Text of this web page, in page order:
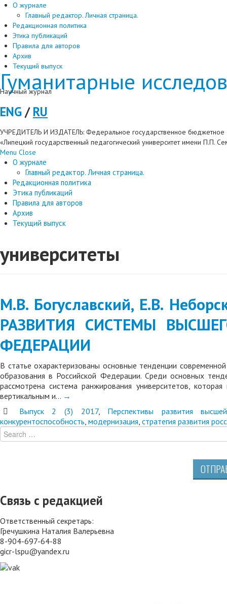
О журнале
Главный редактор. Личная страница.
Редакционная политика
Этика публикаций
Правила для авторов
Архив
Текущий выпуск
Гуманитарные
Научный журнал
ENG/RU
УЧРЕДИТЕЛЬ И ИЗДАТЕЛЬ: Федеральное государственное бюджетное
«Липецкий государственный педагогический университет имени П.П.
Menu Close
О журнале
Главный редактор. Личная страница.
Редакционная политика
Этика публикаций
Правила для авторов
Архив
Текущий выпуск
университеты
М.В. Богуславский, Е.В.
РАЗВИТИЯ СИСТЕМЫ
ФЕДЕРАЦИИ
В статье охарактеризованы основные тенденции
образования в Российской Федерации. Среди основных
рассмотрена система ранжирования университетов,
вертикальным и… →
Выпуск 2 (3) 2017, Перспективы развития
конкурентоспособность, модернизация, стратегия развития
Связь с редакцией
Ответственный секретарь:
Гречушкина Наталия Валерьевна
8-904-697-64-88
gicr-lspu@yandex.ru